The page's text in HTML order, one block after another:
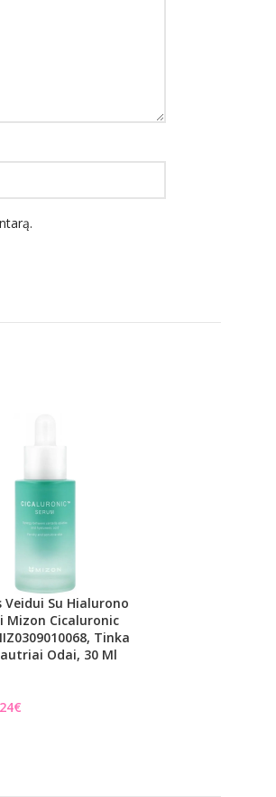
Veidui Su Hialurono
Mizon Cicaluronic
Tinka
Odai, 30 Ml
€